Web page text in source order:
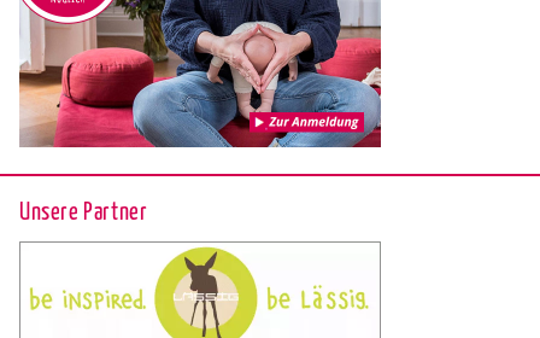
Unsere Partner